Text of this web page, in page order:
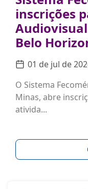
inscrições
Belo
01 de jul de
O Sistema
Minas, abre
ativida...